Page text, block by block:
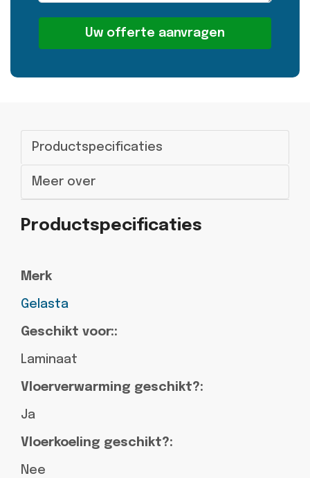
Productspecificaties
Meer over
Productspecificaties
Merk
Gelasta
Geschikt voor::
Laminaat
Vloerverwarming geschikt?:
Ja
Vloerkoeling geschikt?:
Nee